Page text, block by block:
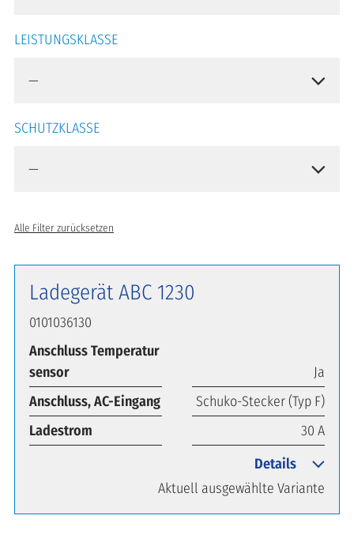
LEISTUNGSKLASSE
SCHUTZKLASSE
Alle Filter zurücksetzen
Ladegerät ABC 1230
0101036130
Anschluss Temperatur
sensor
Ja
Anschluss, AC-Eingang
Schuko-Stecker (Typ F)
Ladestrom
30 A
Aktuell ausgewählte Variante
Details